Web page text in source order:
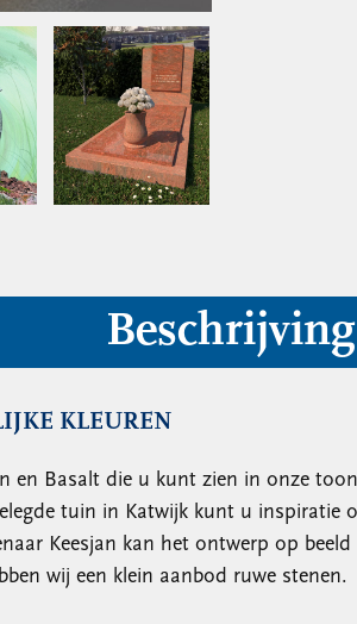
Beschrijving
KLEUREN
en Basalt die u kunt zien in onze
tuin in Katwijk kunt u inspiratie
Keesjan kan het ontwerp op
wij een klein aanbod ruwe stenen.